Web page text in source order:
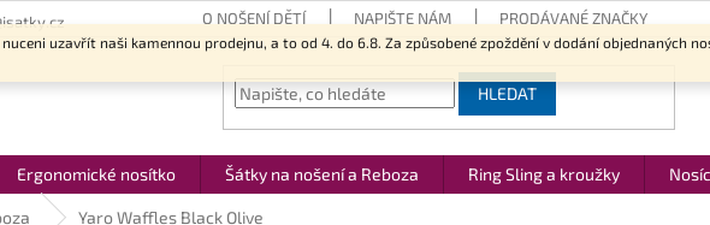
uzavřít naši kamennou prodejnu, a to od 4. do 6.8. Za způsobené zpoždění v dodání objednaných
O NOŠENÍ DĚTÍ NAPIŠTE NÁM PRODÁVANÉ ZNAČKY
HLEDAT
Ergonomické nosítko Šátky na nošení a Reboza Ring Sling a kroužky
Yaro Waffles Black Olive